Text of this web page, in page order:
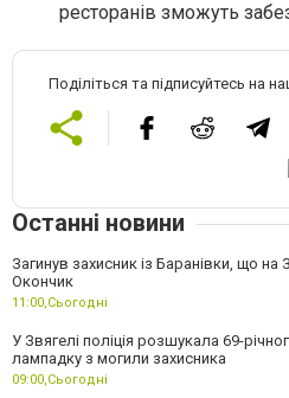
ресторанів зможуть
Поділіться та підписуйтесь на
Останні новини
Загинув захисник із Баранівки, що
Окончик
11:00, Сьогодні
У Звягелі поліція розшукала 69-
лампадку з могили захисника
09:00, Сьогодні